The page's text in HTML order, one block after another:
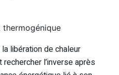
thermogénique
la libération de chaleur
l’inverse après